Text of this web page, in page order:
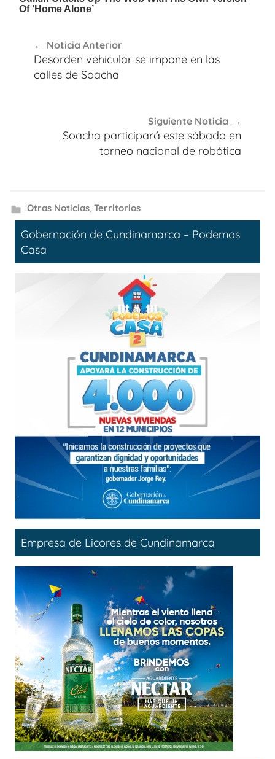
de
entradas
Noticia Anterior
Desorden vehicular se impone en las
calles de Soacha
Siguiente Noticia
Soacha participará este sábado en
torneo nacional de robótica
Otras Noticias, Territorios
Gobernación de Cundinamarca – Podemos
Casa
Empresa de Licores de Cundinamarca